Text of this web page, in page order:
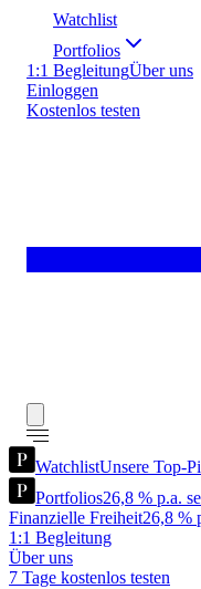
Watchlist
Portfolios
1:1 BegleitungÜber uns
Einloggen
Kostenlos testen
WatchlistUnsere Top-
Portfolios26,8 % p.a.
Finanzielle Freiheit26,8 %
1:1 Begleitung
Über uns
7 Tage kostenlos testen